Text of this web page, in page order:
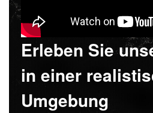
Erleben Sie
in einer
Umgebung